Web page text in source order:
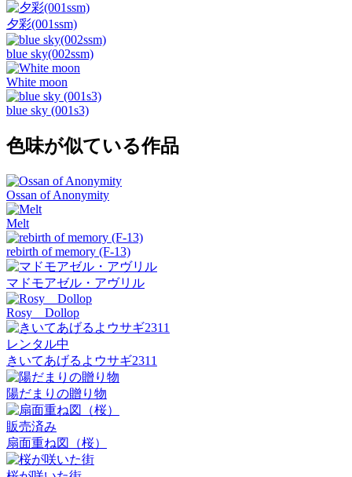
夕彩(001ssm)
blue sky(002ssm)
White moon
blue sky (001s3)
色味が似ている作品
Ossan of Anonymity
Melt
rebirth of memory (F-13)
マドモアゼル・アヴリル
Rosy Dollop
レンタル中
きいてあげるよウサギ2311
陽だまりの贈り物
販売済み
扇面重ね図（桜）